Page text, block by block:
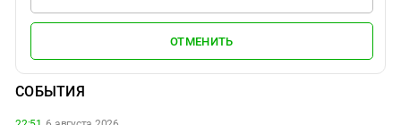
ОТМЕНИТЬ
СОБЫТИЯ